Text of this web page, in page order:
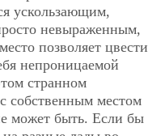
ускользающим,
невыраженным,
позволяет цвести
непроницаемой
странном
собственным местом
может быть. Если бы